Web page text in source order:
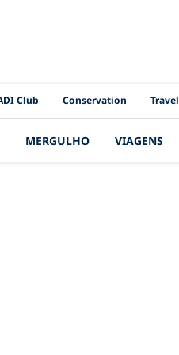
Club Conservation Travel
MERGULHO VIAGENS